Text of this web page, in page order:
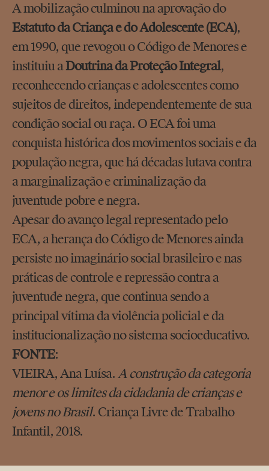
A mobilização culminou na aprovação do
Estatuto da Criança e do Adolescente (ECA),
em 1990, que revogou o Código de Menores e
instituiu aDoutrina da Proteção Integral,
reconhecendo crianças e adolescentes como
sujeitos de direitos, independentemente de sua
condição social ou raça. O ECA foi uma
conquista histórica dos movimentos sociais e da
população negra, que há décadas lutava contra
a marginalização e criminalização da
juventude pobre e negra.
Apesar do avanço legal representado pelo
ECA, a herança do Código de Menores ainda
persiste no imaginário social brasileiro e nas
práticas de controle e repressão contra a
juventude negra, que continua sendo a
principal vítima da violência policial e da
institucionalização no sistema socioeducativo.
FONTE:
VIEIRA, Ana Luísa.A construção da categoria
menor e os limites da cidadania de crianças e
jovens no Brasil. Criança Livre de Trabalho
Infantil, 2018.